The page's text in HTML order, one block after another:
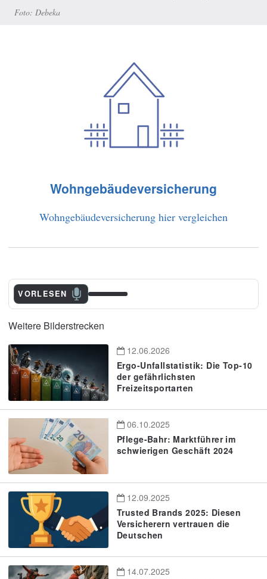
Debeka
Wohngebäudeversicherung
Wohngebäudeversicherung hier vergleichen
VORLESEN
Weitere Bilderstrecken
12.06.2026
Ergo-Unfallstatistik: Die Top-10
der gefährlichsten
Freizeitsportarten
06.10.2025
Pflege-Bahr: Marktführer im
schwierigen Geschäft 2024
12.09.2025
Trusted Brands 2025: Diesen
Versicherern vertrauen die
Deutschen
14.07.2025